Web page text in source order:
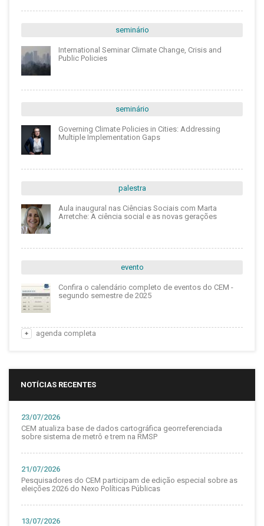
seminário
International Seminar Climate Change, Crisis and
Public Policies
seminário
Governing Climate Policies in Cities: Addressing
Multiple Implementation Gaps
palestra
Aula inaugural nas Ciências Sociais com Marta
Arretche: A ciência social e as novas gerações
evento
Confira o calendário completo de eventos do CEM -
segundo semestre de 2025
agenda completa
NOTÍCIAS RECENTES
23/07/2026
CEM atualiza base de dados cartográfica georreferenciada
sobre sistema de metrô e trem na RMSP
21/07/2026
Pesquisadores do CEM participam de edição especial sobre as
eleições 2026 do Nexo Políticas Públicas
13/07/2026